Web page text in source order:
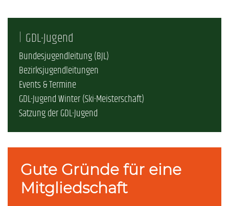
GDL-Jugend
Bundesjugendleitung (BJL)
Bezirksjugendleitungen
Events & Termine
GDL-Jugend Winter (Ski-Meisterschaft)
Satzung der GDL-Jugend
Gute Gründe für eine
Mitgliedschaft